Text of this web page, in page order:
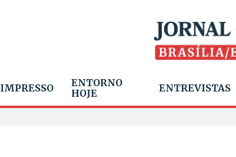
IMPRESSO
ENTORNO
HOJE
ENTREVISTAS